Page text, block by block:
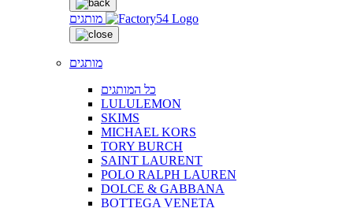
מותגים
מותגים
כל המותגים
LULULEMON
SKIMS
MICHAEL KORS
TORY BURCH
SAINT LAURENT
POLO RALPH LAUREN
DOLCE & GABBANA
BOTTEGA VENETA